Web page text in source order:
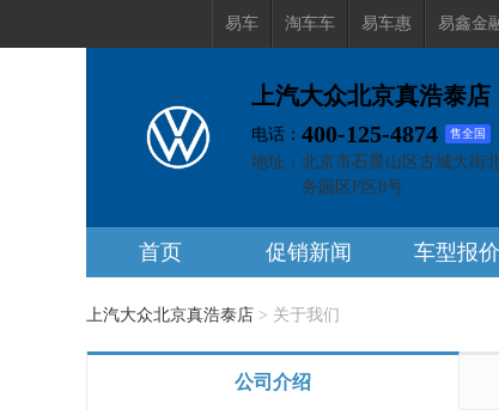
易车 淘车车 易车惠 易鑫金
上汽大众北京真浩泰店
电话： 400-125-4874 售全国
地址： 北京市石景山区古城大街
务园区F区8号
首页 促销新闻 车型报价
上汽大众北京真浩泰店 > 关于我们
公司介绍